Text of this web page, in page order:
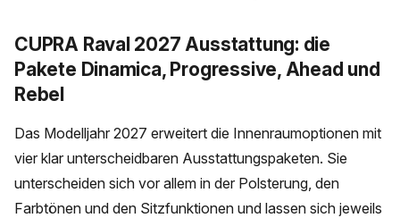
CUPRA Raval 2027 Ausstattung: die
Pakete Dinamica, Progressive, Ahead und
Rebel
Das Modelljahr 2027 erweitert die Innenraumoptionen mit
vier klar unterscheidbaren Ausstattungspaketen. Sie
unterscheiden sich vor allem in der Polsterung, den
Farbtönen und den Sitzfunktionen und lassen sich jeweils